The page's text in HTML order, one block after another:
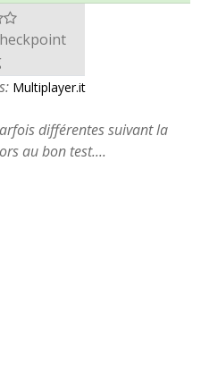
Multiplayer.it
différentes suivant la
au bon test....